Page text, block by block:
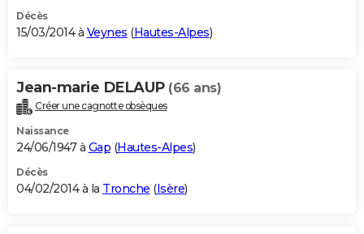
Décès
15/03/2014 à Veynes (Hautes-Alpes)
Jean-marie DELAUP (66 ans)
Créer une cagnotte obsèques
Naissance
24/06/1947 à Gap (Hautes-Alpes)
Décès
04/02/2014 à la Tronche (Isère)